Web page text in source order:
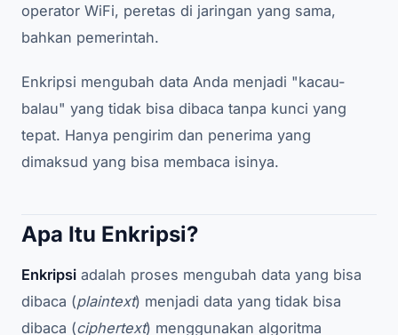
operator WiFi, peretas di jaringan yang sama,
bahkan pemerintah.
Enkripsi mengubah data Anda menjadi "kacau-
balau" yang tidak bisa dibaca tanpa kunci yang
tepat. Hanya pengirim dan penerima yang
dimaksud yang bisa membaca isinya.
Apa Itu Enkripsi?
Enkripsi adalah proses mengubah data yang bisa
dibaca (plaintext) menjadi data yang tidak bisa
dibaca (ciphertext) menggunakan algoritma